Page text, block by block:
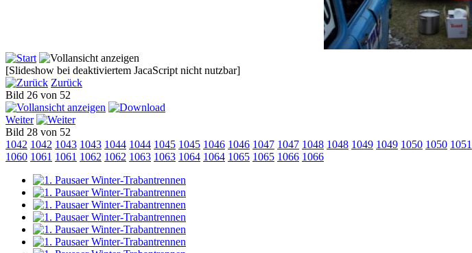
[Slideshow bei deaktiviertem JacaScript nicht nutzbar]
Zurück
Bild 26 von 52
Weiter
Bild 28 von 52
1042 1042 1043 1043 1044 1044 1045 1045 1046 1046 1047 1047 1048 1048 1049 1049 1050 1050 1051
1060 1061 1061 1062 1062 1063 1063 1064 1064 1065 1065 1066 1066